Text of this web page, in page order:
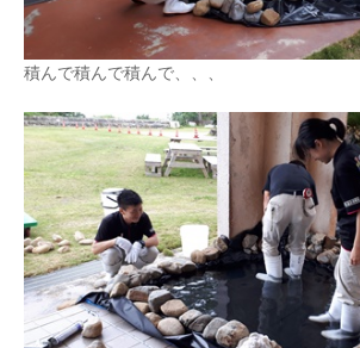
積んで積んで積んで、、、